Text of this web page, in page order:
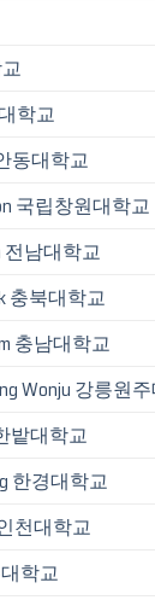
학교
동대학교
국립창원대학교
전남대학교
충북대학교
충남대학교
Wonju 강릉원
밭대학교
한경대학교
천대학교
학교